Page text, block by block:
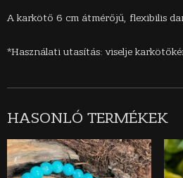
A karkötő 6 cm átmérőjű, flexibilis
*Használati utasítás: viselje
HASONLÓ TERMÉKEK